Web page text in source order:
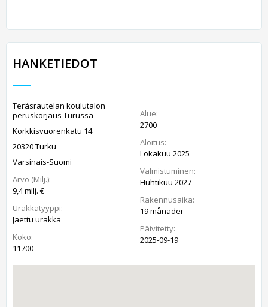
HANKETIEDOT
Teräsrautelan koulutalon
peruskorjaus Turussa
Korkkisvuorenkatu 14
20320 Turku
Varsinais-Suomi
Arvo (Milj.):
9,4 milj. €
Urakkatyyppi:
Jaettu urakka
Koko:
11700
Alue:
2700
Aloitus:
Lokakuu 2025
Valmistuminen:
Huhtikuu 2027
Rakennusaika:
19 månader
Päivitetty:
2025-09-19